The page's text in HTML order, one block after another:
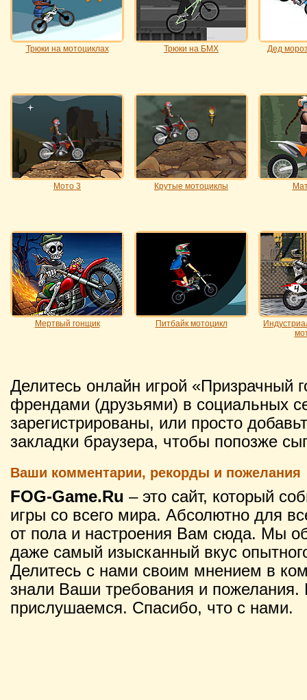
Трюки на мотоциклах Трюки на БМХ Дед
Мото 3 Крутые мотоциклы
Мертвый гонщик Питбайк мотоцикл
Делитесь онлайн игрой «Призрачный
френдами (друзьями) в социальных
зарегистрированы, или просто
закладки браузера, чтобы попозже
Ваши комментарии, рекорды и пожелания
FOG-Game.Ru – это сайт, который
игры со всего мира. Абсолютно для
от пола и настроения Вам сюда. Мы
даже самый изысканный вкус
Делитесь с нами своим мнением в
знали Ваши требования и
прислушаемся. Спасибо, что с нами.